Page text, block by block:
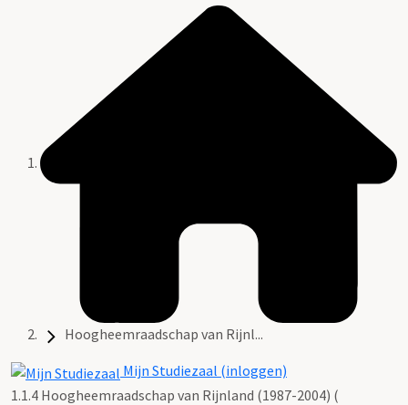
Hoogheemraadschap van Rijnl...
Mijn Studiezaal (inloggen)
1.1.4 Hoogheemraadschap van Rijnland (1987-2004) (